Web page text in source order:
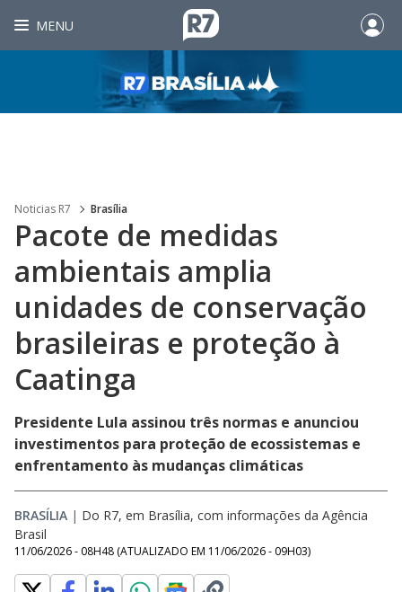
MENU
Noticias R7 Brasília
Pacote de medidas
ambientais amplia
unidades de conservação
brasileiras e proteção à
Caatinga
Presidente Lula assinou três normas e anunciou
investimentos para proteção de ecossistemas e
enfrentamento às mudanças climáticas
BRASÍLIA | Do R7, em Brasília, com informações da Agência
Brasil
11/06/2026 - 08H48 (ATUALIZADO EM 11/06/2026 - 09H03)